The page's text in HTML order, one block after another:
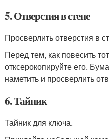
5. Отверстия в стене
Просверлить отверстия в
Перед тем, как повесить
отксерокопируйте его.
наметить и просверлить
6. Тайник
Тайник для ключа.